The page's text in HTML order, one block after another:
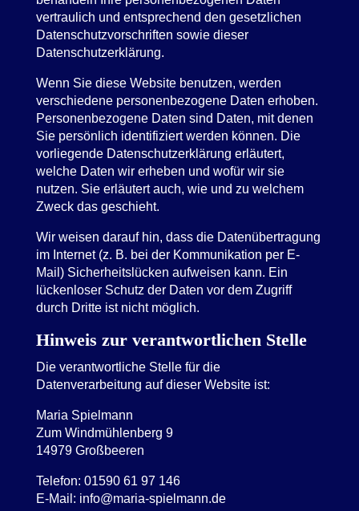
vertraulich und entsprechend den gesetzlichen
Datenschutzvorschriften sowie dieser
Datenschutzerklärung.
Wenn Sie diese Website benutzen, werden
verschiedene personenbezogene Daten erhoben.
Personenbezogene Daten sind Daten, mit denen
Sie persönlich identifiziert werden können. Die
vorliegende Datenschutzerklärung erläutert,
welche Daten wir erheben und wofür wir sie
nutzen. Sie erläutert auch, wie und zu welchem
Zweck das geschieht.
Wir weisen darauf hin, dass die Datenübertragung
im Internet (z. B. bei der Kommunikation per E-
Mail) Sicherheitslücken aufweisen kann. Ein
lückenloser Schutz der Daten vor dem Zugriff
durch Dritte ist nicht möglich.
Hinweis zur verantwortlichen Stelle
Die verantwortliche Stelle für die
Datenverarbeitung auf dieser Website ist:
Maria Spielmann
Zum Windmühlenberg 9
14979 Großbeeren
Telefon: 01590 61 97 146
E-Mail: info@maria-spielmann.de